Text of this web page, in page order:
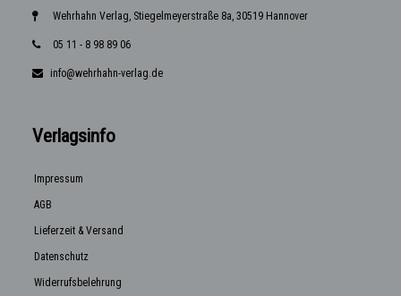
Wehrhahn Verlag, Stiegelmeyerstraße 8a, 30519 Hannover
05 11 - 8 98 89 06
info@wehrhahn-verlag.de
Verlagsinfo
Impressum
AGB
Lieferzeit & Versand
Datenschutz
Widerrufsbelehrung